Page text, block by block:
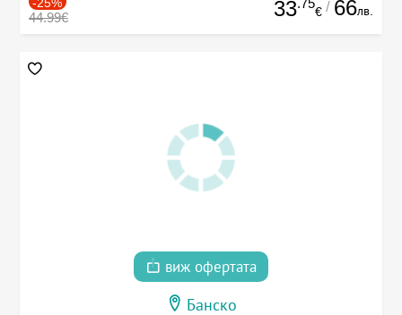
-25%
44.99€ 33.75
€ / 66лв.
виж офертата
Банско